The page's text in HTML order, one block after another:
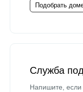
Подобрать
Служба
Напишите,